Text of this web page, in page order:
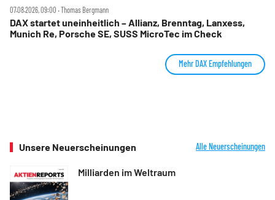
07.08.2026, 09:00 ‧ Thomas Bergmann
DAX startet uneinheitlich – Allianz, Brenntag, Lanxess,
Munich Re, Porsche SE, SUSS MicroTec im Check
Mehr DAX Empfehlungen
Unsere Neuerscheinungen Alle Neuerscheinungen
Milliarden im Weltraum